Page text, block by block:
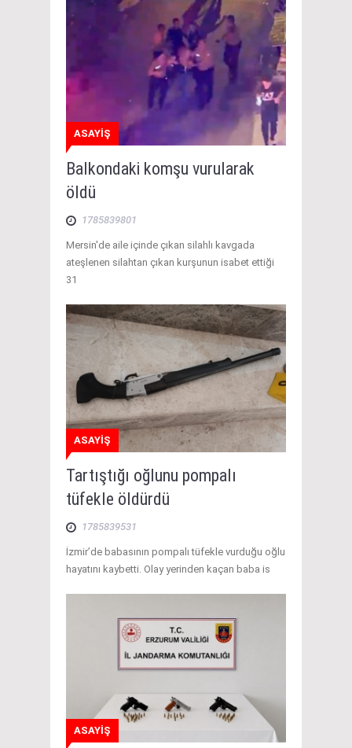
ASAYİŞ
Balkondaki komşu vurularak
öldü
1785839801
Mersin'de aile içinde çıkan silahlı kavgada
ateşlenen silahtan çıkan kurşunun isabet ettiği
31
ASAYİŞ
Tartıştığı oğlunu pompalı
tüfekle öldürdü
1785839531
İzmir’de babasının pompalı tüfekle vurduğu oğlu
hayatını kaybetti. Olay yerinden kaçan baba is
ASAYİŞ